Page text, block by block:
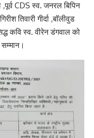
CDS स्व. जनरल बिपिन
तिवारी गीर्दा ,बॉलीवुड
कवि स्व. वीरेन डंगवाल को
सम्मान।